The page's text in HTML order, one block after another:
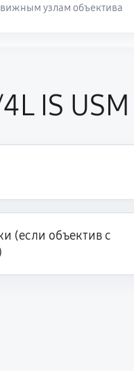
узлам объектива
IS USM
(если объектив с